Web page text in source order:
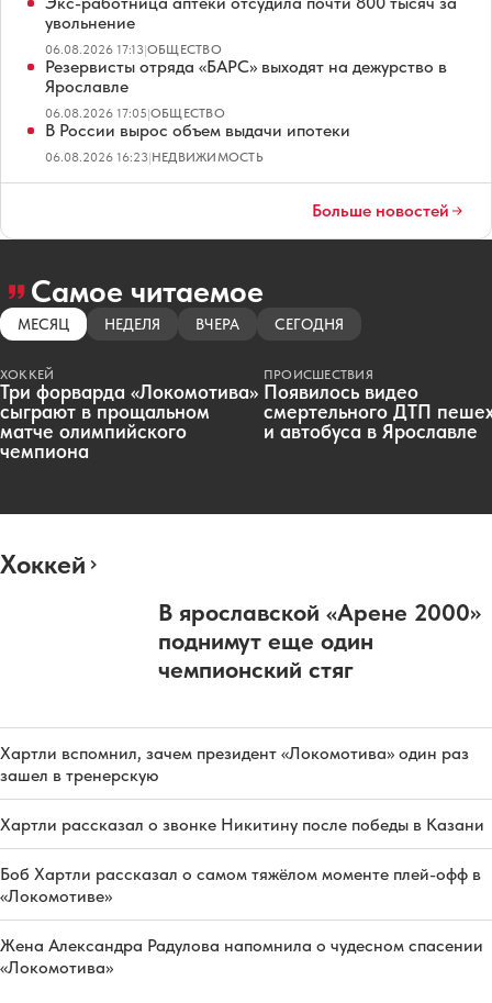
увольнение
06.08.2026 17:13|ОБЩЕСТВО
Резервисты отряда «БАРС» выходят на дежурство в
Ярославле
06.08.2026 17:05|ОБЩЕСТВО
В России вырос объем выдачи ипотеки
06.08.2026 16:23|НЕДВИЖИМОСТЬ
Больше новостей
Самое читаемое
МЕСЯЦ НЕДЕЛЯ ВЧЕРА СЕГОДНЯ
ХОККЕЙ
Три форварда «Локомотива»
сыграют в прощальном
матче олимпийского
чемпиона
ПРОИСШЕСТВИЯ
Появилось видео
смертельного ДТП
и автобуса в Ярославле
Хоккей
В ярославской «Арене 2000»
поднимут еще один
чемпионский стяг
Хартли вспомнил, зачем президент «Локомотива» один раз
зашел в тренерскую
Хартли рассказал о звонке Никитину после победы в Казани
Боб Хартли рассказал о самом тяжёлом моменте плей-офф в
«Локомотиве»
Жена Александра Радулова напомнила о чудесном спасении
«Локомотива»